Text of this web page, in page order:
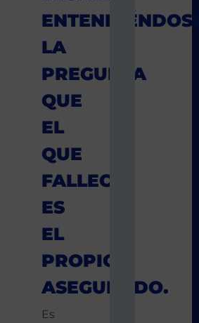
LA
PREGUNTA
QUE
EL
QUE
FALLECE
ES
EL
PROPIO
ASEGURADO.
Es